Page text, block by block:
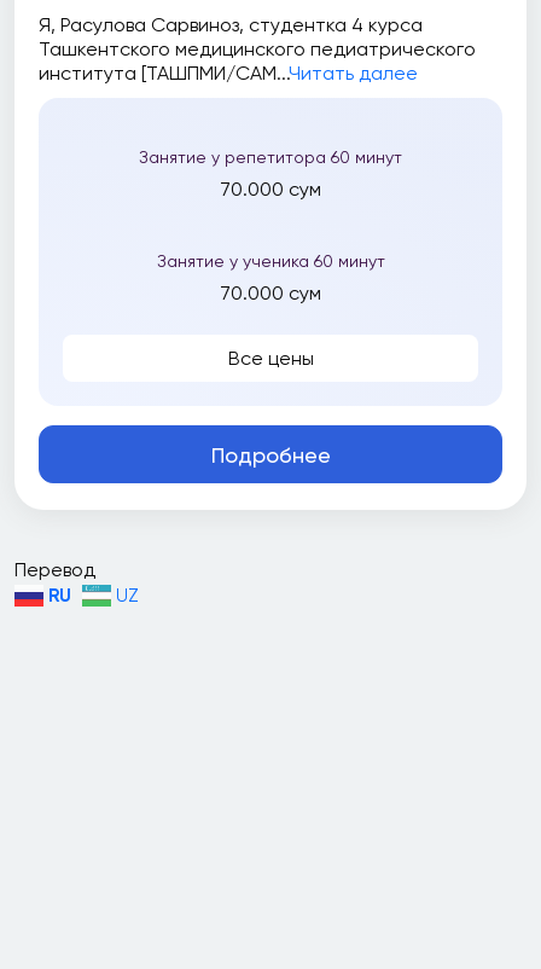
Перевод
RU UZ
Я, Расулова Сарвиноз, студентка 4 курса
Ташкентского медицинского педиатрического
института [ТАШПМИ/САМ...Читать далее
Занятие у репетитора 60 минут
70.000 сум
Занятие у ученика 60 минут
70.000 сум
Все цены
Подробнее